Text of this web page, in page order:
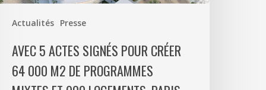
Actualités Presse
AVEC 5 ACTES SIGNÉS POUR CRÉER
64 000 M2 DE PROGRAMMES